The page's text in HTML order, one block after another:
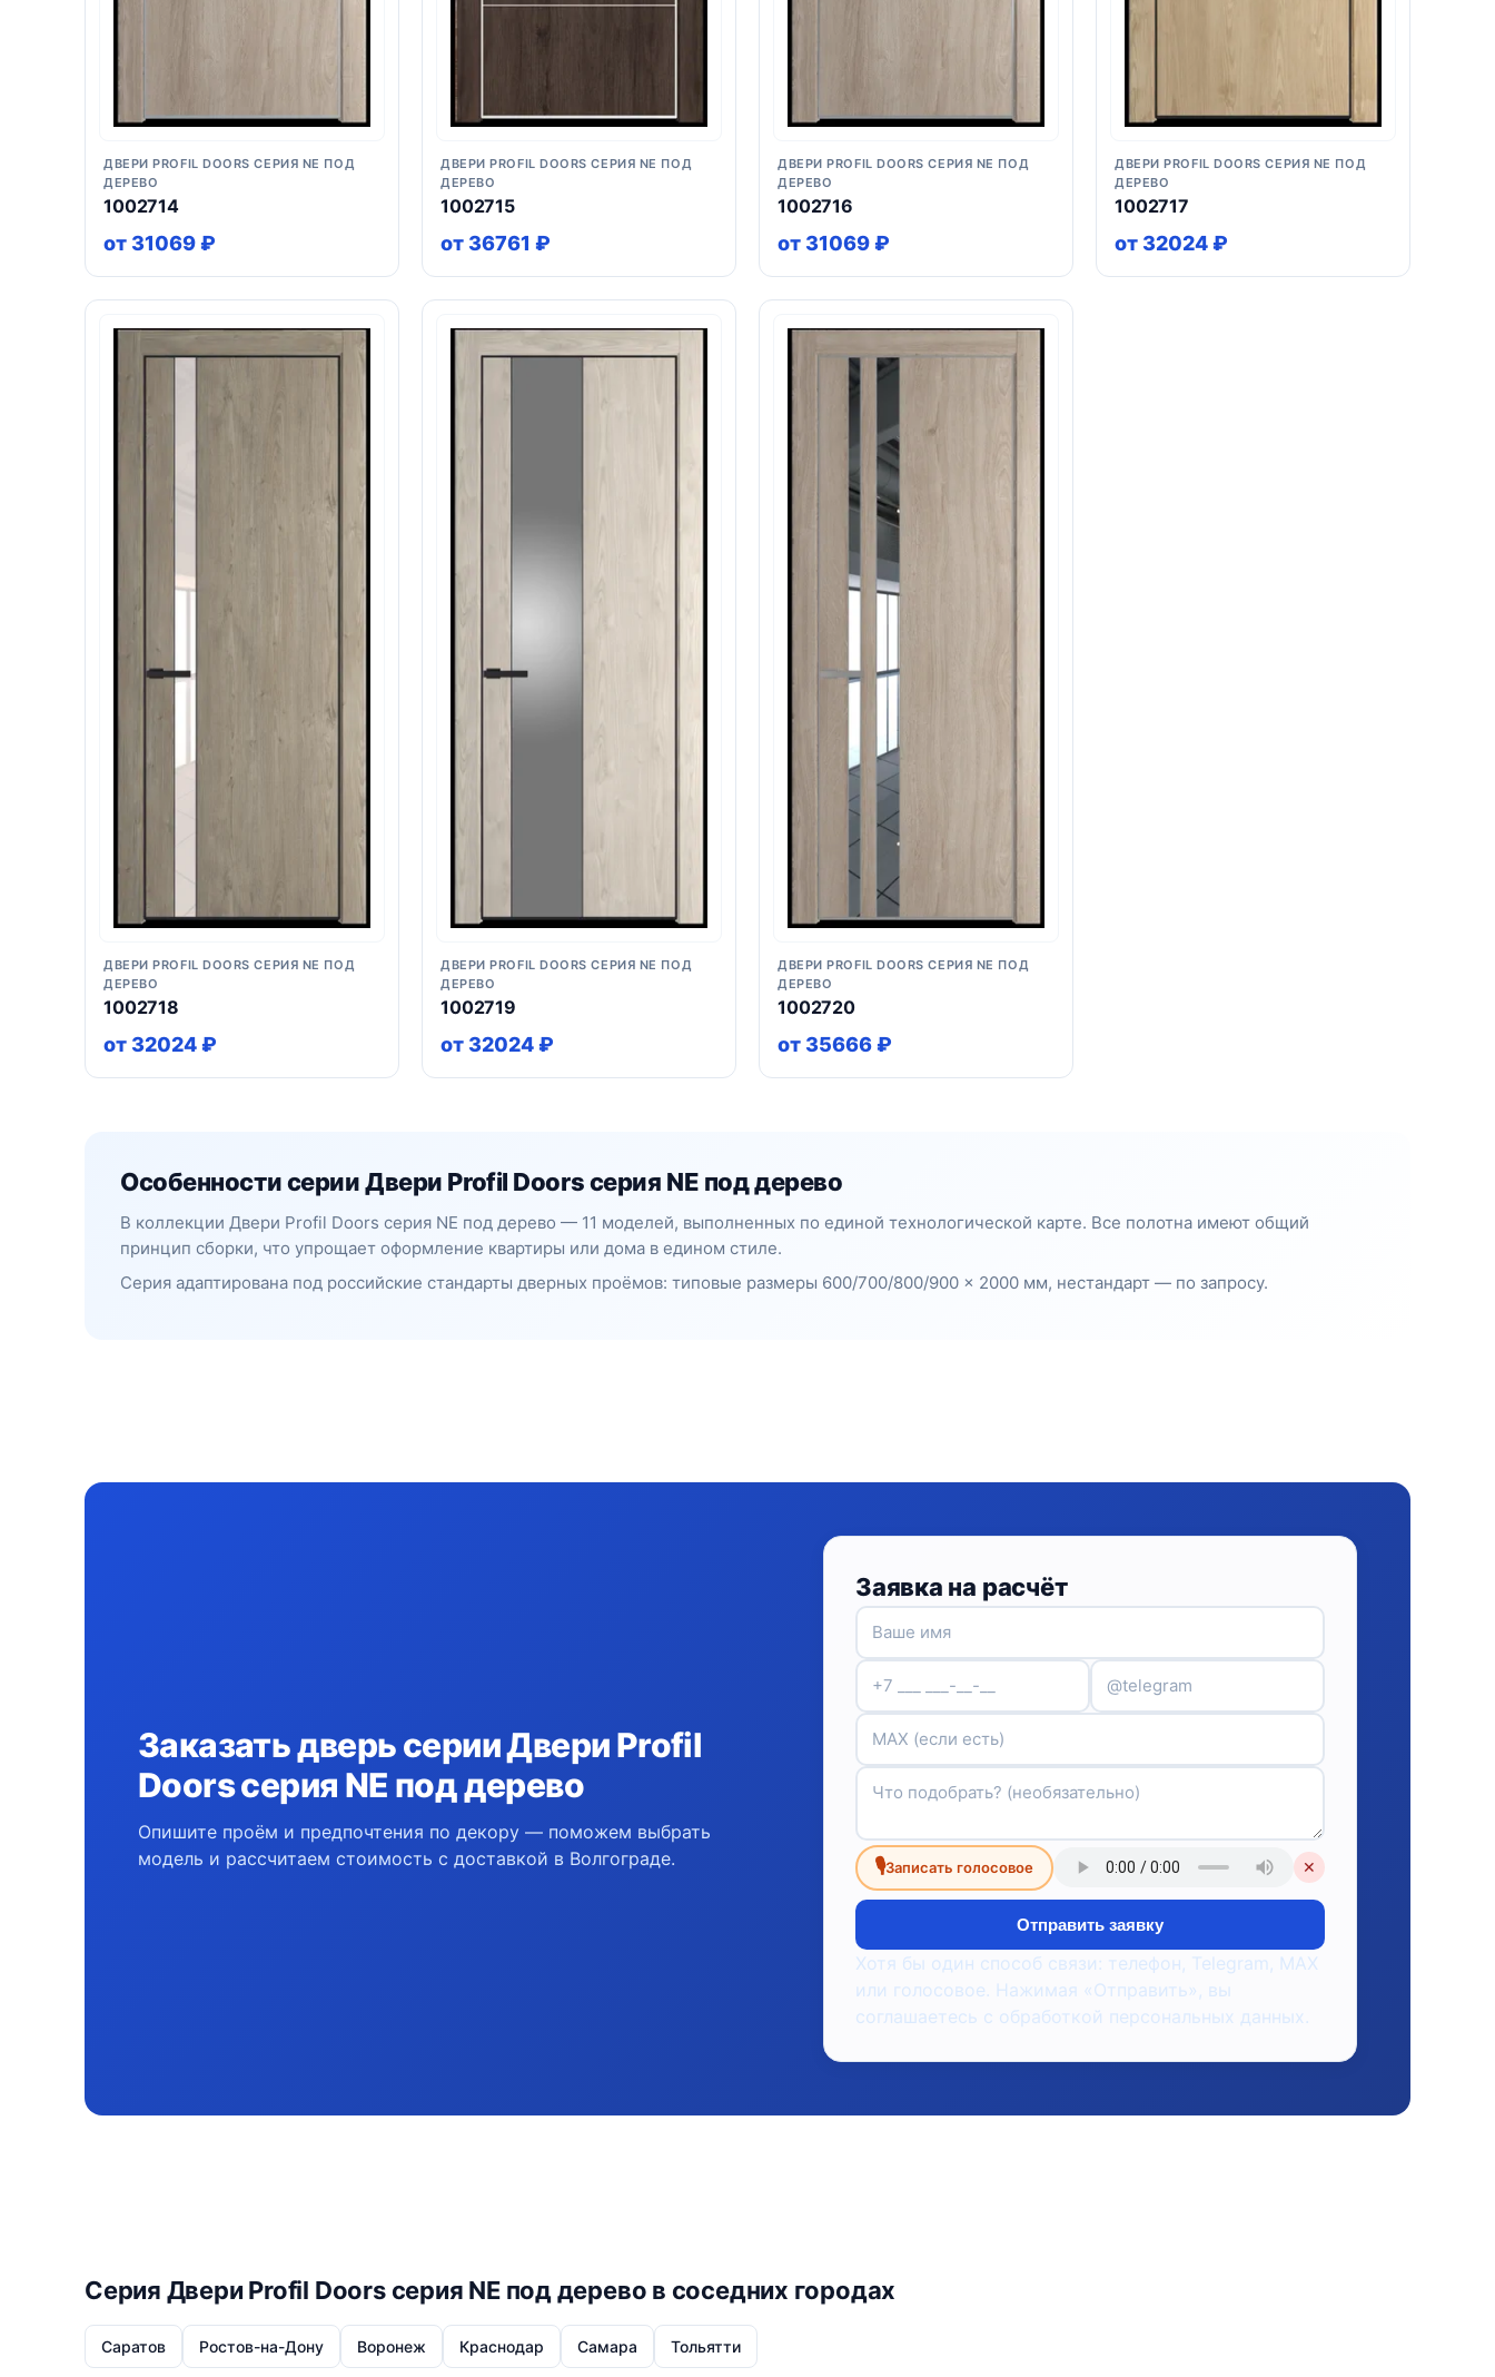
ДВЕРИ PROFIL DOORS СЕРИЯ NE ПОД
ДЕРЕВО
1002714
от 31069 ₽
ДВЕРИ PROFIL DOORS СЕРИЯ NE ПОД
ДЕРЕВО
1002715
от 36761 ₽
ДВЕРИ PROFIL DOORS СЕРИЯ NE ПОД
ДЕРЕВО
1002716
от 31069 ₽
ДВЕРИ PROFIL DOORS СЕРИЯ NE ПОД
ДЕРЕВО
1002717
от 32024 ₽
ДВЕРИ PROFIL DOORS СЕРИЯ NE ПОД
ДЕРЕВО
1002718
от 32024 ₽
ДВЕРИ PROFIL DOORS СЕРИЯ NE ПОД
ДЕРЕВО
1002719
от 32024 ₽
ДВЕРИ PROFIL DOORS СЕРИЯ NE ПОД
ДЕРЕВО
1002720
от 35666 ₽
Особенности серии Двери Profil Doors серия NE под дерево
В коллекции Двери Profil Doors серия NE под дерево — 11 моделей, выполненных по единой технологической карте. Все полотна имеют общий
принцип сборки, что упрощает оформление квартиры или дома в едином стиле.
Серия адаптирована под российские стандарты дверных проёмов: типовые размеры 600/700/800/900 × 2000 мм, нестандарт — по запросу.
Заказать дверь серии Двери Profil
Doors серия NE под дерево
Опишите проём и предпочтения по декору — поможем выбрать
модель и рассчитаем стоимость с доставкой в Волгограде.
Заявка на расчёт
🎙Записать голосовое ✕
Отправить заявку
Хотя бы один способ связи: телефон, Telegram, MAX
или голосовое. Нажимая «Отправить», вы
соглашаетесь с обработкой персональных данных.
Серия Двери Profil Doors серия NE под дерево в соседних городах
Саратов Ростов-на-Дону Воронеж Краснодар Самара Тольятти